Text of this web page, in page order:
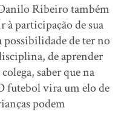
Ribeiro também
à participação de sua
possibilidade de ter no
de aprender
saber que na
futebol vira um elo de
podem